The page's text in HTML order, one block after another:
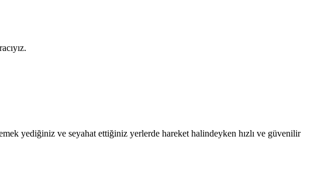
yediğiniz ve seyahat ettiğiniz yerlerde hareket halindeyken hızlı ve güvenilir